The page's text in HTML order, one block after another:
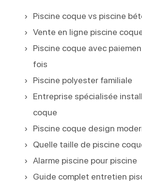
Piscine coque vs piscine
Vente en ligne piscine
Piscine coque avec
fois
Piscine polyester familiale
Entreprise spécialisée
coque
Piscine coque design
Quelle taille de piscine
Alarme piscine pour piscine
Guide complet entretien